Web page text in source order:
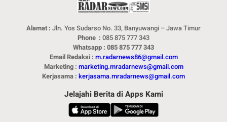
Alamat : Jln. Yos Sudarso No. 33, Banyuwangi – Jawa Timur
Phone : 085 875 777 343
Whatsapp : 085 875 777 343
Email Redaksi : m.radarnews86@gmail.com
Marketing : marketing.mradarnews@gmail.com
Kerjasama : kerjasama.mradarnews@gmail.com
Jelajahi Berita di Apps Kami